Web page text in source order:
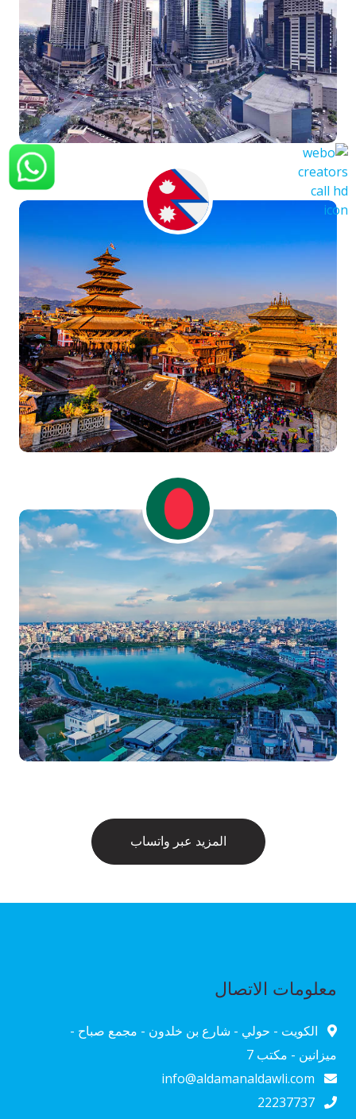
المزيد عبر واتساب
معلومات الاتصال
الكويت - حولي - شارع بن خلدون - مجمع صباح -
ميزانين - مكتب 7